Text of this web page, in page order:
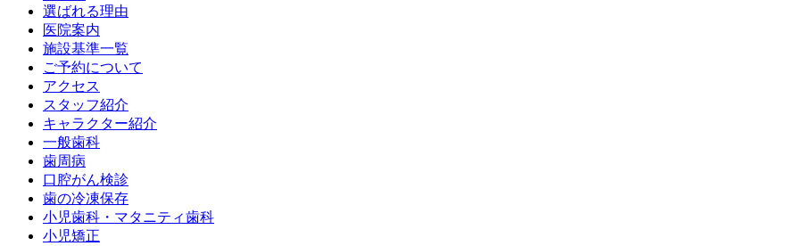
選ばれる理由
医院案内
施設基準一覧
ご予約について
アクセス
スタッフ紹介
キャラクター紹介
一般歯科
歯周病
口腔がん検診
歯の冷凍保存
小児歯科・マタニティ歯科
小児矯正